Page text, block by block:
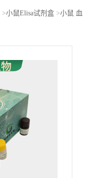
>小鼠Elisa试剂盒>小鼠 血